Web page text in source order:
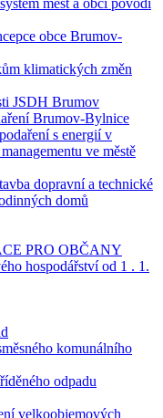
měst a obcí povodí
obce Brumov-
klimatických změn
JSDH Brumov
Brumov-Bylnice
s energií v
ve městě
dopravní a technické
domů
PRO OBČANY
hospodářství od 1 . 1.
komunálního
odpadu
velkoobjemových